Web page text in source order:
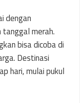
dengan
tanggal merah.
bisa dicoba di
Destinasi
hari, mulai pukul